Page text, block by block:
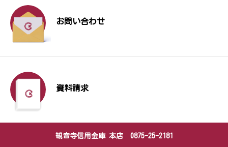
お問い合わせ
資料請求
観音寺信用金庫 本店 0875-25-2181